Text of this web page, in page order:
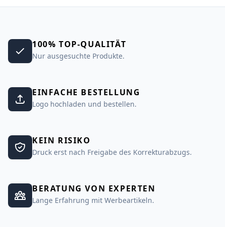
100% TOP-QUALITÄT
Nur ausgesuchte Produkte.
EINFACHE BESTELLUNG
Logo hochladen und bestellen.
KEIN RISIKO
Druck erst nach Freigabe des Korrekturabzugs.
BERATUNG VON EXPERTEN
Lange Erfahrung mit Werbeartikeln.